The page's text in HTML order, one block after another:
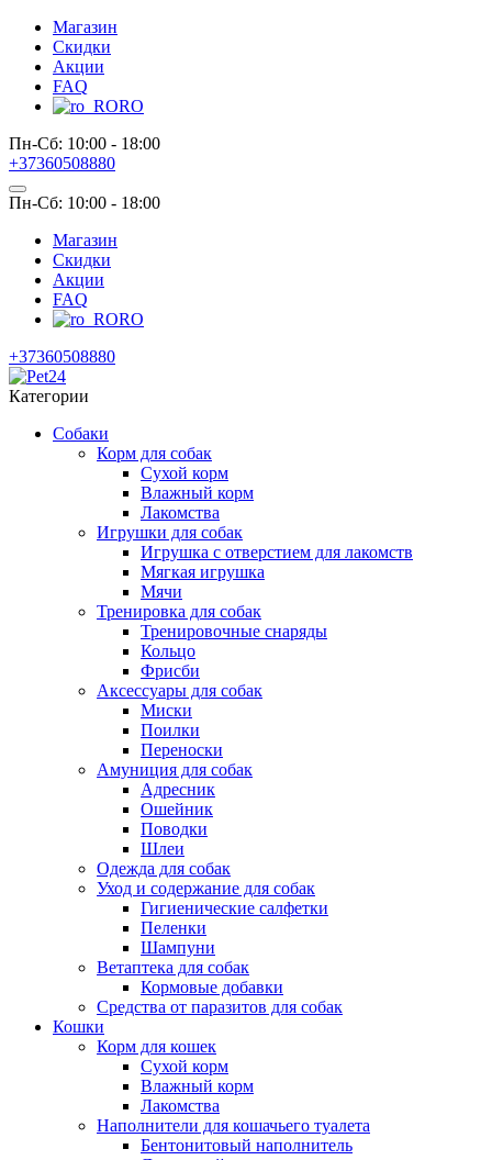
Магазин
Скидки
Акции
FAQ
RO
Пн-Сб: 10:00 - 18:00
+37360508880
Пн-Сб: 10:00 - 18:00
Магазин
Скидки
Акции
FAQ
RO
+37360508880
Категории
Собаки
Корм для собак
Сухой корм
Влажный корм
Лакомства
Игрушки для собак
Игрушка с отверстием для лакомств
Мягкая игрушка
Мячи
Тренировка для собак
Тренировочные снаряды
Кольцо
Фрисби
Аксессуары для собак
Миски
Поилки
Переноски
Амуниция для собак
Адресник
Ошейник
Поводки
Шлеи
Одежда для собак
Уход и содержание для собак
Гигиенические салфетки
Пеленки
Шампуни
Ветаптека для собак
Кормовые добавки
Средства от паразитов для собак
Кошки
Корм для кошек
Сухой корм
Влажный корм
Лакомства
Наполнители для кошачьего туалета
Бентонитовый наполнитель